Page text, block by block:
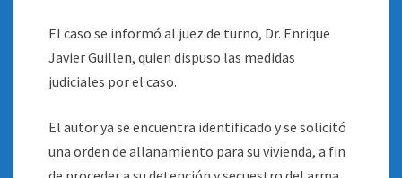
El caso se informó al juez de turno, Dr. Enrique
Javier Guillen, quien dispuso las medidas
judiciales por el caso.
El autor ya se encuentra identificado y se solicitó
una orden de allanamiento para su vivienda, a fin